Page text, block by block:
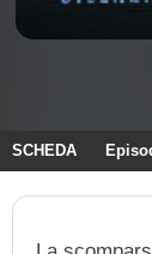
SCHEDA